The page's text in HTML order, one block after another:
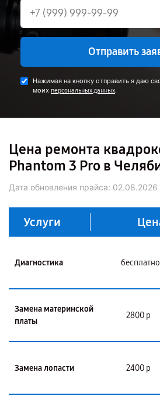
Отправить
Нажимая на кнопку отправить я даю
моих персональных данных.
Цена ремонта
Phantom 3 Pro в
Дата обновления прайса: 02.08.2026
Услуги
Диагностика бесплатно
Замена материнской
платы
2800 р
Замена лопасти 2400 р